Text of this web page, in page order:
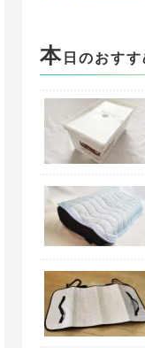
本 日のおす